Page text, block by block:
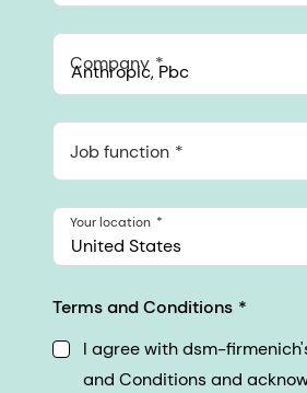
Company
548 Market St Pmb 90375, San
Job function
United States
Your location
Terms and Conditions
I agree with dsm-
and Conditions and